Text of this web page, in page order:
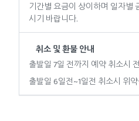
기간별 요금이 상이하며 일자별
시기 바랍니다.
취소 및 환불 안내
출발일 7일 전까지 예약 취소시
출발일 6일전~1일전 취소시 위